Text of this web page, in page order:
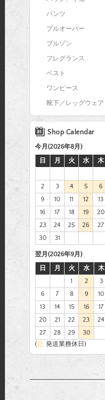
パンツ
プルオーバー
ブルゾン
フレグランス
ベスト
ワンピース
靴下／レッグウェア
Shop Calendar
今月(2026年8月)
日
月 火 水 木
2
3 4 5 6
9
10 11 12 13
16
17 18 19 20
23
24 25 26 27
30
31
翌月(2026年9月)
日
月 火 水 木
1
2 3
6
7 8 9 10
13
14 15 16 17
20
21 22 23 24
27
28 29
30
(
発送業務休日)